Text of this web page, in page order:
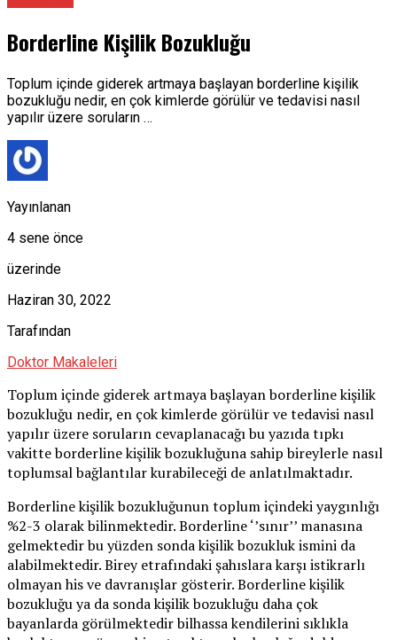
Borderline Kişilik Bozukluğu
Toplum içinde giderek artmaya başlayan borderline kişilik
bozukluğu nedir, en çok kimlerde görülür ve tedavisi nasıl
yapılır üzere soruların …
Yayınlanan
4 sene önce
üzerinde
Haziran 30, 2022
Tarafından
Doktor Makaleleri
Toplum içinde giderek artmaya başlayan borderline kişilik
bozukluğu nedir, en çok kimlerde görülür ve tedavisi nasıl
yapılır üzere soruların cevaplanacağı bu yazıda tıpkı
vakitte borderline kişilik bozukluğuna sahip bireylerle nasıl
toplumsal bağlantılar kurabileceği de anlatılmaktadır.
Borderline kişilik bozukluğunun toplum içindeki yaygınlığı
%2-3 olarak bilinmektedir. Borderline ‘’sınır’’ manasına
gelmektedir bu yüzden sonda kişilik bozukluk ismini da
alabilmektedir. Birey etrafındaki şahıslara karşı istikrarlı
olmayan his ve davranışlar gösterir. Borderline kişilik
bozukluğu ya da sonda kişilik bozukluğu daha çok
bayanlarda görülmektedir bilhassa kendilerini sıklıkla